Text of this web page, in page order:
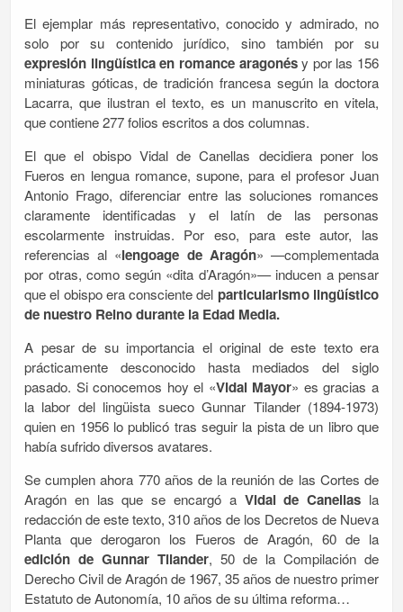
El ejemplar más representativo, conocido y admirado, no
solo por su contenido jurídico, sino también por su
expresión lingüística en romance aragonésy por las 156
miniaturas góticas, de tradición francesa según la doctora
Lacarra, que ilustran el texto, es un manuscrito en vitela,
que contiene 277 folios escritos a dos columnas.
El que el obispo Vidal de Canellas decidiera poner los
Fueros en lengua romance, supone, para el profesor Juan
Antonio Frago, diferenciar entre las soluciones romances
claramente identificadas y el latín de las personas
escolarmente instruidas. Por eso, para este autor, las
referencias al «lengoage de Aragón» —complementada
por otras, como según «dita d’Aragón»— inducen a pensar
que el obispo era consciente del particularismo lingüístico
de nuestro Reino durante la Edad Media.
A pesar de su importancia el original de este texto era
prácticamente desconocido hasta mediados del siglo
pasado. Si conocemos hoy el «Vidal Mayor» es gracias a
la labor del lingüista sueco Gunnar Tilander (1894-1973)
quien en 1956 lo publicó tras seguir la pista de un libro que
había sufrido diversos avatares.
Se cumplen ahora 770 años de la reunión de las Cortes de
Aragón en las que se encargó a Vidal de Canellas la
redacción de este texto, 310 años de los Decretos de Nueva
Planta que derogaron los Fueros de Aragón, 60 de la
edición de Gunnar Tilander, 50 de la Compilación de
Derecho Civil de Aragón de 1967, 35 años de nuestro primer
Estatuto de Autonomía, 10 años de su última reforma…